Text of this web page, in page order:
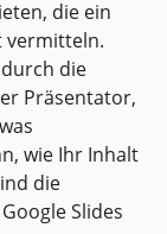
die ein
vermitteln.
die
Präsentator,
wie Ihr Inhalt
die
Slides